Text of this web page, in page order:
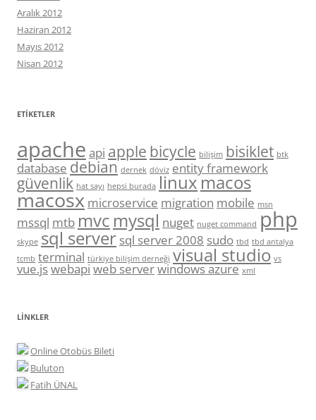
Aralık 2012
Haziran 2012
Mayıs 2012
Nisan 2012
ETIKETLER
apache api apple bicycle bilişim bisiklet btk
database debian dernek döviz entity framework
güvenlik hat sayı hepsi burada linuxmacos
macosx microservice migration mobile msn
mssql mtb mvc mysql nuget nuget command php
skype sql server sql server 2008 sudo tbd tbd antalya
tcmb terminal türkiye bilişim derneği visual studio vs
vue.jswebapiweb serverwindows azure xml
LINKLER
Online Otobüs Bileti
Buluton
Fatih ÜNAL